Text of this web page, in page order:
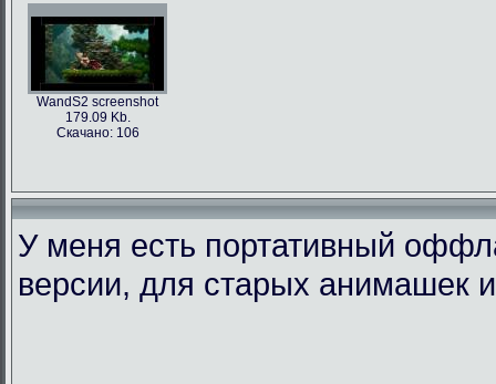
WandS2 screenshot
179.09 Kb.
Скачано: 106
У меня есть портативный
версии, для старых анимашек